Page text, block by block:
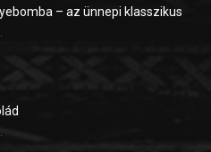
– az ünnepi klasszikus